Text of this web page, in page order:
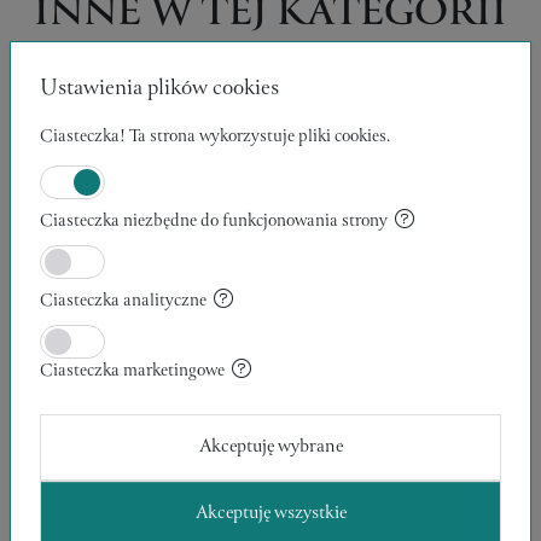
INNE W TEJ KATEGORII
Ustawienia plików cookies
Ciasteczka! Ta strona wykorzystuje pliki cookies.
Ciasteczka niezbędne do funkcjonowania strony
Ciasteczka analityczne
Ciasteczka marketingowe
Akceptuję wybrane
Akceptuję wszystkie